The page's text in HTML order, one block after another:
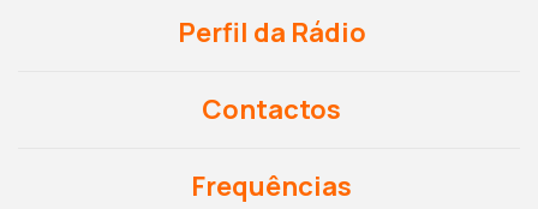
Perfil da Rádio
Contactos
Frequências